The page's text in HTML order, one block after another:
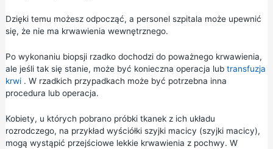
Dzięki temu możesz odpocząć, a personel szpitala może upewnić
się, że nie ma krwawienia wewnętrznego.
Po wykonaniu biopsji rzadko dochodzi do poważnego krwawienia,
ale jeśli tak się stanie, może być konieczna operacja lub transfuzja
krwi. W rzadkich przypadkach może być potrzebna inna
procedura lub operacja.
Kobiety, u których pobrano próbki tkanek z ich układu
rozrodczego, na przykład wyściółki szyjki macicy (szyjki macicy),
mogą wystąpić przejściowe lekkie krwawienia z pochwy. W